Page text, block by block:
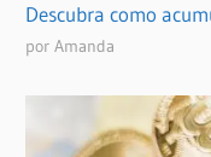
Descubra como
por Amanda